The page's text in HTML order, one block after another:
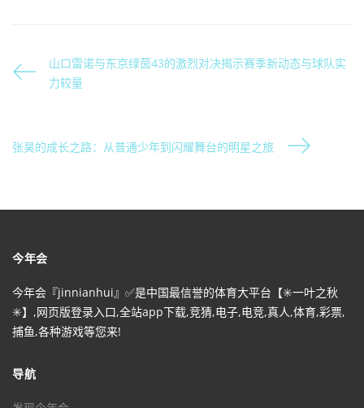
山口雷诺与东京绿茵43的激烈对决揭示赛季新动态与球队实
力较量
张昊的成长之路：从普通少年到闪耀舞台的明星之旅
今年会
今年会『jinnianhui』✅是中国最信誉的体育大平台【✳️一叶之秋
✳️】,网页版登录入口,全站app下载,竞猜,电子,电竞,真人,体育,彩票,
捕鱼,各种游戏等您来!
导航